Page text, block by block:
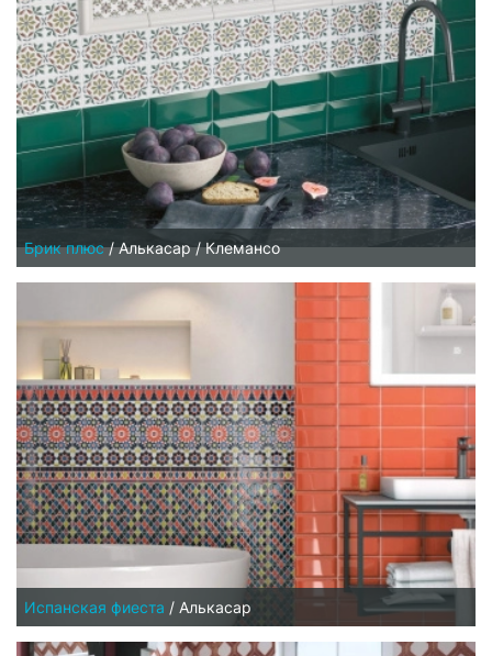
Брик плюс / Алькасар / Клемансо
Испанская фиеста / Алькасар